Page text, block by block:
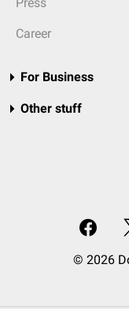
Press
Career
For Business
Other stuff
© 2026